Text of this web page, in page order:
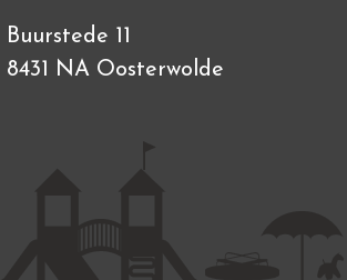
Buurstede 11
8431 NA Oosterwolde